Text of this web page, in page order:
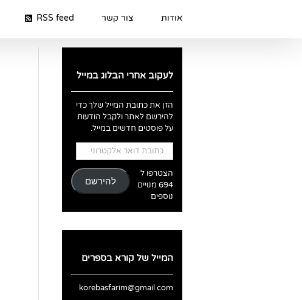
אודות צור קשר RSS feed
לעקוב אחרי הבלוג במייל
הזן את כתובת המייל שלך כדי
להירשם לאתר ולקבל הודעות
על פוסטים חדשים במייל.
כתובת
דואר
אלקטרוני
להירשם
הצטרפו ל
694 מנויים
נוספים
המייל של קורא בספרים
korebasfarim@gmail.com